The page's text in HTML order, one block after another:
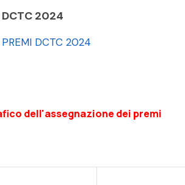
DCTC 2024
DCTC 2024
dell'assegnazione dei premi